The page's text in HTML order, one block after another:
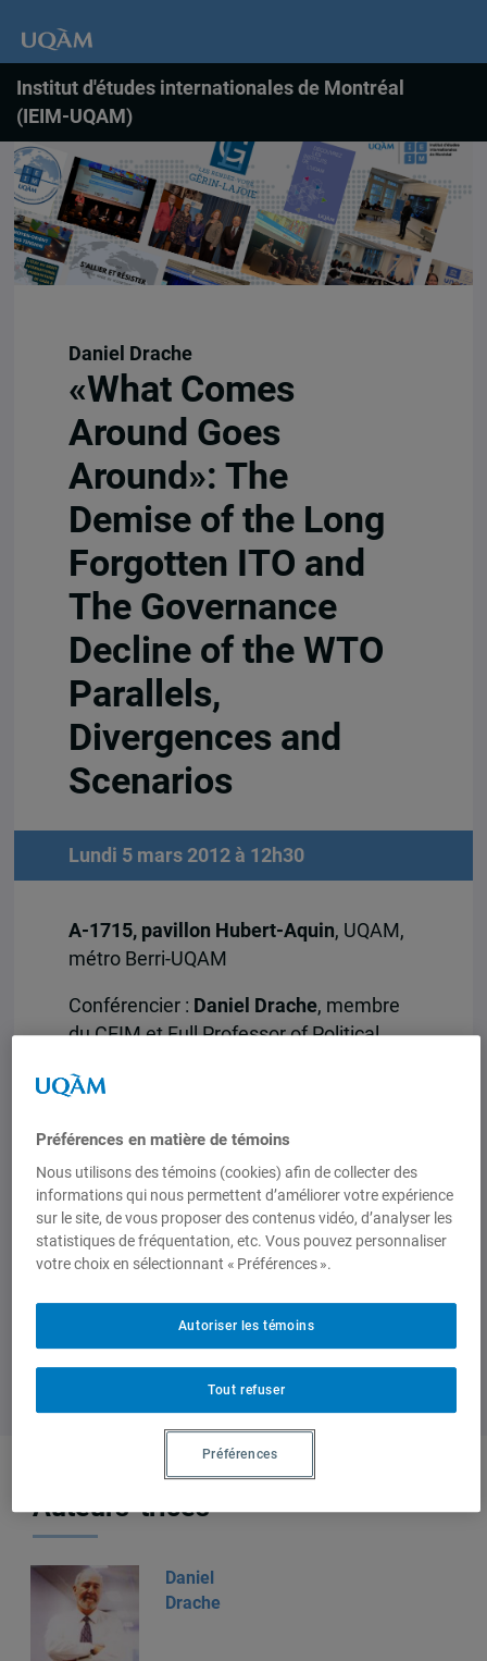
Institut d'études internationales de Montréal
(IEIM-UQAM)
Daniel Drache
«What Comes
Around Goes
Around»: The
Demise of the Long
Forgotten ITO and
The Governance
Decline of the WTO
Parallels,
Divergences and
Scenarios
Lundi 5 mars 2012 à 12h30
A-1715, pavillon Hubert-Aquin, UQAM,
métro Berri-UQAM
Conférencier : Daniel Drache, membre
du CEIM et Full Professor of Political
Professional Studies at York University.
Présidence :Michèle Rioux
CEIM.
Entrée libre et gratuite.
Auteurs-trices
Daniel
Drache
Préférences en matière de témoins
Nous utilisons des témoins (cookies) afin de collecter des
informations qui nous permettent d’améliorer votre expérience
sur le site, de vous proposer des contenus vidéo, d’analyser les
statistiques de fréquentation, etc. Vous pouvez personnaliser
votre choix en sélectionnant « Préférences ».
Tout refuser
Autoriser les témoins
Préférences